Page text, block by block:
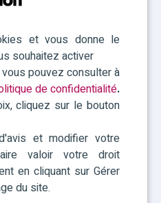
et vous donne le
souhaitez activer
pouvez consulter à
de confidentialité.
cliquez sur le bouton
et modifier votre
valoir votre droit
en cliquant sur Gérer
du site.